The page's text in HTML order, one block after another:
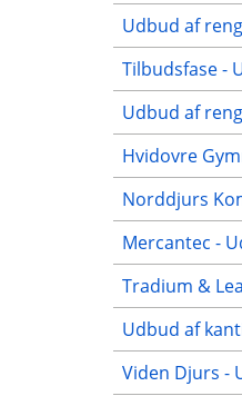
Udbud af
Tilbudsfase -
Udbud af
Hvidovre
Norddjurs
Mercantec -
Tradium &
Udbud af
Viden Djurs -